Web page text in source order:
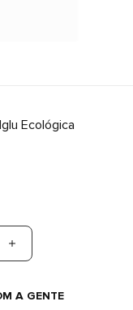
Ecológica
A GENTE